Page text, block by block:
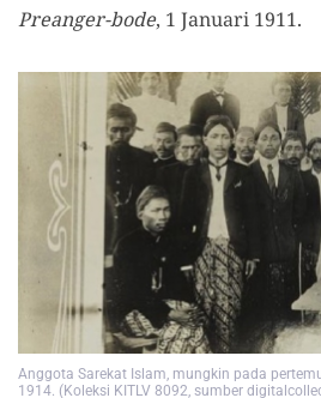
Preanger-bode, 1 Januari 1911.
Anggota Sarekat Islam, mungkin pada
1914. (Koleksi KITLV 8092, sumber